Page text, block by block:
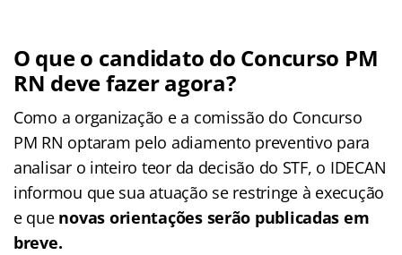
O que o candidato do Concurso PM
RN deve fazer agora?
Como a organização e a comissão do Concurso
PM RN optaram pelo adiamento preventivo para
analisar o inteiro teor da decisão do STF, o IDECAN
informou que sua atuação se restringe à execução
e que novas orientações serão publicadas em
breve.